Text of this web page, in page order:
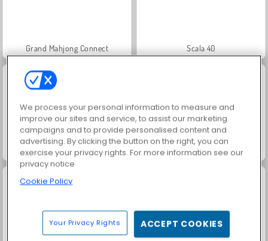
Grand Mahjong Connect Scala 40
Solitaire Social Trollface Quest: USA 2
We process your personal information to measure and
improve our sites and service, to assist our marketing
campaigns and to provide personalised content and
advertising. By clicking the button on the right, you can
exercise your privacy rights. For more information see our
privacy notice
Cookie Policy
Your Privacy Rights ACCEPT COOKIES